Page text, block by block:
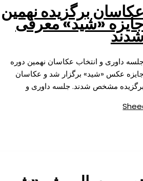
عکاسان برگزیده نهمین
«شید» معرفی
داوری و انتخاب عکاسان نهمین دوره
عکس «شید» برگزار شد و عکاسان
برگزیده مشخص شدند. جلسه داوری و